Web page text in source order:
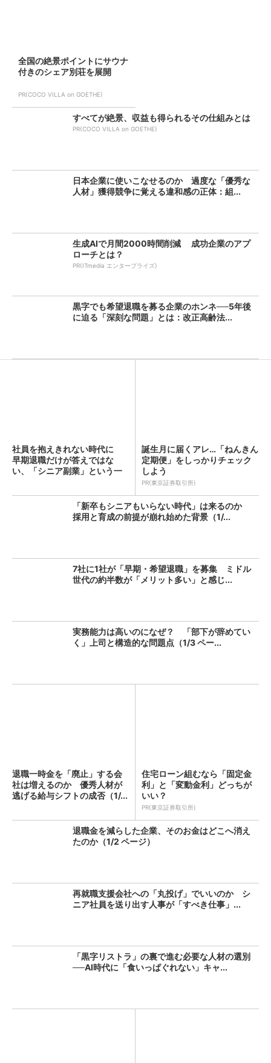
全国の絶景ポイントにサウナ
付きのシェア別荘を展開
PR(COCO VILLA on GOETHE)
すべてが絶景、収益も得られるその仕組みとは
PR(COCO VILLA on GOETHE)
日本企業に使いこなせるのか 過度な「優秀な
人材」獲得競争に覚える違和感の正体：組...
生成AIで月間2000時間削減 成功企業のアプ
ローチとは？
PR(ITmedia エンタープライズ)
黒字でも希望退職を募る企業のホンネ──5年後
に迫る「深刻な問題」とは：改正高齢法...
社員を抱えきれない時代に
早期退職だけが答えではな
い、「シニア副業」という一
誕生月に届くアレ…「ねんきん
定期便」をしっかりチェック
しよう
PR(東京証券取引所)
「新卒もシニアもいらない時代」は来るのか
採用と育成の前提が崩れ始めた背景（1/...
7社に1社が「早期・希望退職」を募集 ミドル
世代の約半数が「メリット多い」と感じ...
実務能力は高いのになぜ？ 「部下が辞めてい
く」上司と構造的な問題点（1/3 ペー...
退職一時金を「廃止」する会
社は増えるのか 優秀人材が
逃げる給与シフトの成否（1/...
住宅ローン組むなら「固定金
利」と「変動金利」どっちが
いい？
PR(東京証券取引所)
退職金を減らした企業、そのお金はどこへ消え
たのか（1/2 ページ）
再就職支援会社への「丸投げ」でいいのか シ
ニア社員を送り出す人事が「すべき仕事」...
「黒字リストラ」の裏で進む必要な人材の選別
──AI時代に「食いっぱぐれない」キャ...